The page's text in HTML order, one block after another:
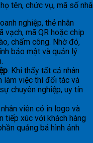
tên, chức vụ, mã số
nghiệp, thẻ nhân
vạch, mã QR hoặc chip
chấm công. Nhờ đó,
bảo mật và quản lý
. Khi thấy tất cả nhân
làm việc thì đối tác và
chuyên nghiệp, uy tín
nhân viên có in logo và
tiếp xúc với khách hàng
quảng bá hình ảnh